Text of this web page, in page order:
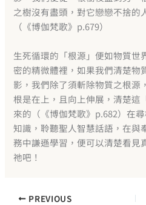
之樹沒有盡頭，對它戀戀不捨的
（《博伽梵歌》p.679）
生死循環的「根源」便如物質世
密的精微體裡，如果我們清楚物
影，我們除了須斬除物質之根源
根是在上，且向上伸展，清楚這
來的（《博伽梵歌》p.682）在
知識，聆聽聖人智慧話語，在與
務中謙遜學習，便可以清楚看見
祂吧！
PREVIOUS